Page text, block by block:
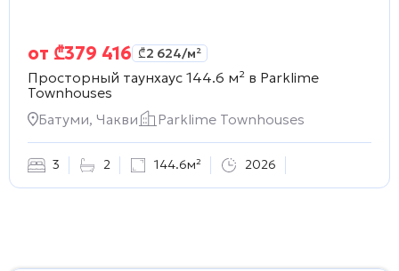
от ₾379 416 ₾2 624/м²
Просторный таунхаус 144.6 м² в Parklime
Townhouses
Батуми, Чакви
Parklime Townhouses
3 2 144.6м² 2026